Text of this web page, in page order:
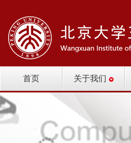
首页 关于我们